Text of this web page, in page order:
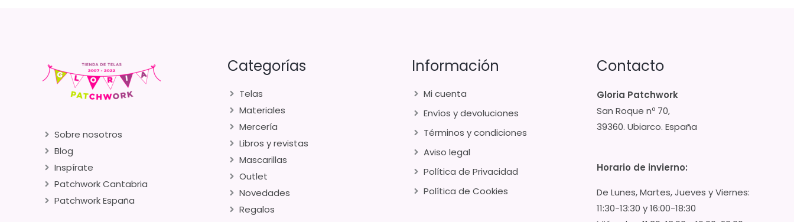
Sobre nosotros
Blog
Inspírate
Patchwork Cantabria
Patchwork España
Categorías
Telas
Materiales
Mercería
Libros y revistas
Mascarillas
Outlet
Novedades
Regalos
Información
Mi cuenta
Envíos y devoluciones
Términos y condiciones
Aviso legal
Política de Privacidad
Política de Cookies
Contacto
Gloria Patchwork
San Roque nº 70,
39360. Ubiarco. España
Horario de invierno:
De Lunes, Martes, Jueves y Viernes:
11:30-13:30 y 16:00-18:30